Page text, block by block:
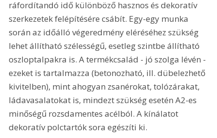
ráfordítandó idő különböző hasznos és dekoratív
szerkezetek felépítésére csábít. Egy-egy munka
során az időálló végeredmény eléréséhez szükség
lehet állítható szélességű, esetleg szintbe állítható
oszloptalpakra is. A termékcsalád - jó szolga lévén -
ezeket is tartalmazza (betonozható, ill. dübelezhető
kivitelben), mint ahogyan zsanérokat, tolózárakat,
ládavasalatokat is, mindezt szükség esetén A2-es
minőségű rozsdamentes acélból. A kínálatot
dekoratív polctartók sora egészíti ki.